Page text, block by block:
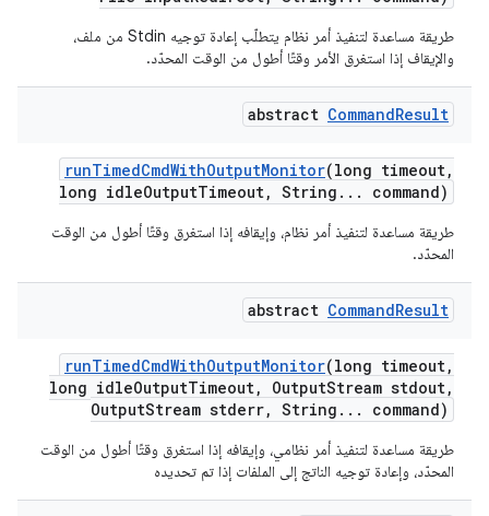
طريقة مساعدة لتنفيذ أمر نظام يتطلّب إعادة توجيه Stdin من ملف،
والإيقاف إذا استغرق الأمر وقتًا أطول من الوقت المحدّد.
abstract CommandResult
runTimedCmdWithOutputMonitor(long timeout,
long idleOutputTimeout, String . . . command)
طريقة مساعدة لتنفيذ أمر نظام، وإيقافه إذا استغرق وقتًا أطول من الوقت
المحدّد.
abstract CommandResult
runTimedCmdWithOutputMonitor(long timeout,
long idleOutputTimeout, OutputStream stdout,
OutputStream stderr, String . . . command)
طريقة مساعدة لتنفيذ أمر نظامي، وإيقافه إذا استغرق وقتًا أطول من الوقت
المحدّد، وإعادة توجيه الناتج إلى الملفات إذا تم تحديده